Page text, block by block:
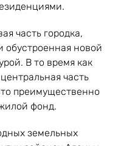
часть городка,
обустроенная новой
В то время как
часть
преимущественно
фонд.
земельных